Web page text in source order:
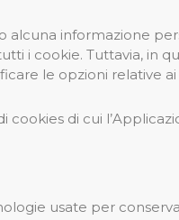
alcuna informazione
i cookie. Tuttavia, in
le opzioni relative
cookies di cui
usate per